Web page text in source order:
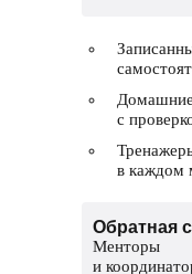
с
в каждом
Обратная
Менторы
и